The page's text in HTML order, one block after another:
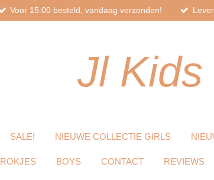
Voor 15:00 besteld, vandaag verzonden!
JlKids
SALE! NIEUWE COLLECTIE GIRLS
ROKJES BOYS CONTACT REVIEWS